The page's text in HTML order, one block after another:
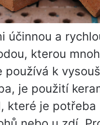
účinnou a
kterou
používá k
je použití
které je